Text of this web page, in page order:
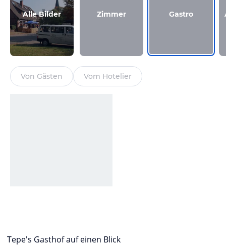
Alle Bilder Zimmer Gastro
Von Gästen Vom Hotelier
Tepe's Gasthof auf einen Blick